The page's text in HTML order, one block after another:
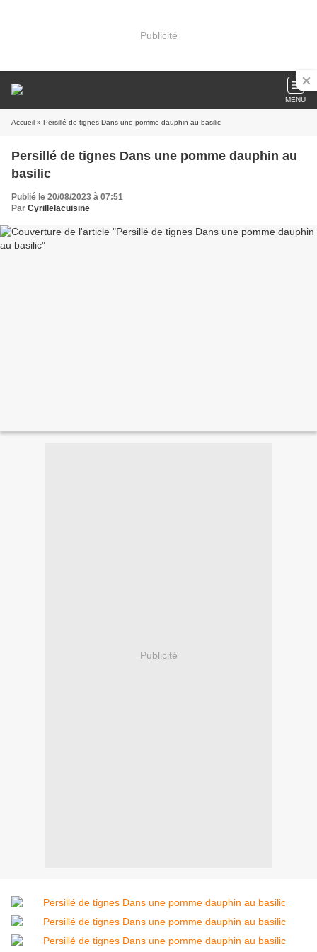
Publicité
MENU
Accueil » Persillé de tignes Dans une pomme dauphin au basilic
Persillé de tignes Dans une pomme dauphin au
basilic
Publié le 20/08/2023 à 07:51
Par Cyrillelacuisine
Publicité